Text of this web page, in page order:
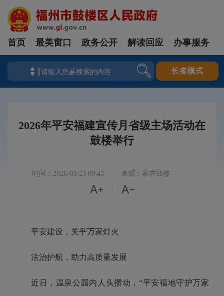
首页 最美窗口 政务公开 解读回应 办事服务
长者模式
2026年平安福建宣传月省级主场活动在
鼓楼举行
时间：2026-03-23 09:43 来源：家在鼓楼
 
平安建设，关乎万家灯火
法治护航，助力高质量发展
近日，温泉公园内人头攒动，“平安福地守护万家